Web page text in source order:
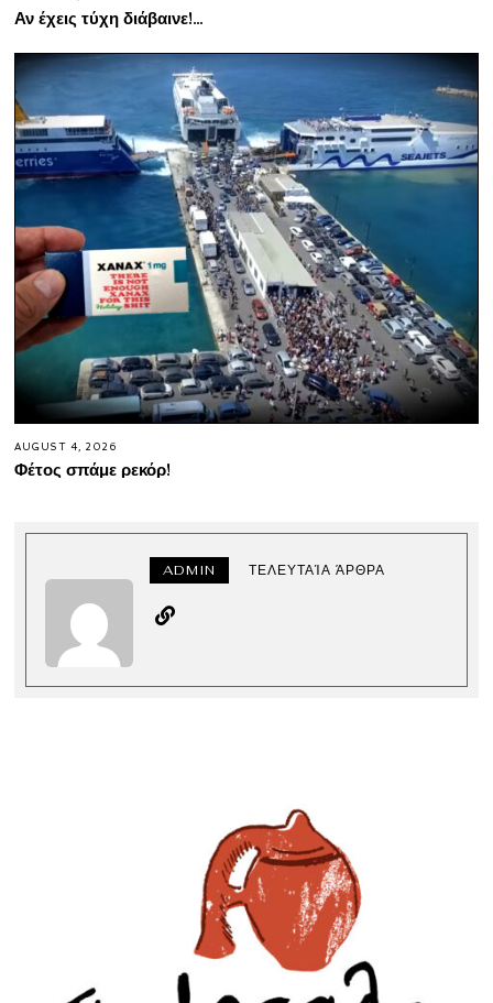
Αν έχεις τύχη διάβαινε!…
AUGUST 4, 2026
Φέτος σπάμε ρεκόρ!
ADMIN ΤΕΛΕΥΤΑΊΑ ΆΡΘΡΑ